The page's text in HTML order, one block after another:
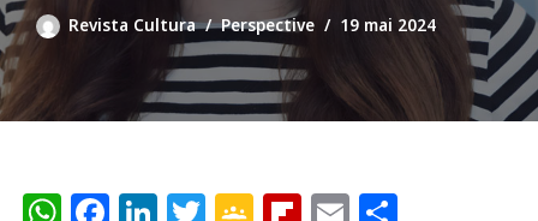
Revista Cultura Perspective 19 mai 2024